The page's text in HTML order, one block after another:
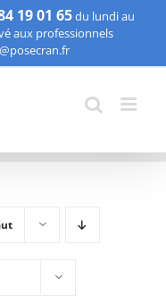
19 01 65du lundi au
aux professionnels